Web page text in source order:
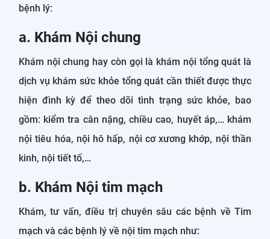
bệnh lý:
a. Khám Nội chung
Khám nội chung hay còn gọi là khám nội tổng quát là
dịch vụ khám sức khỏe tổng quát cần thiết được thực
hiện đình kỳ để theo dõi tình trạng sức khỏe, bao
gồm: kiểm tra cân nặng, chiều cao, huyết áp,… khám
nội tiêu hóa, nội hô hấp, nội cơ xương khớp, nội thần
kinh, nội tiết tố,…
b. Khám Nội tim mạch
Khám, tư vấn, điều trị chuyên sâu các bệnh về Tim
mạch và các bệnh lý về nội tim mạch như: